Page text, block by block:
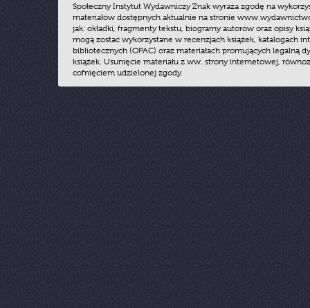
Społeczny Instytut Wydawniczy Znak wyraża zgodę na
materiałów dostępnych aktualnie na stronie
jak: okładki, fragmenty tekstu, biogramy autorów oraz opisy
mogą zostać wykorzystane w recenzjach książek, katalogach
bibliotecznych (OPAC) oraz materiałach promujących legalną
książek. Usunięcie materiału z ww. strony internetowej,
cofnięciem udzielonej zgody.